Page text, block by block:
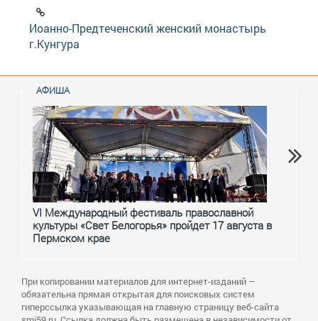
Иоанно-Предтеченский женский монастырь
г.Кунгура
АФИША
VI Международный фестиваль православной
культуры «Свет Белогорья» пройдет 17 августа в
Пермском крае
При копировании материалов для интернет-изданий –
обязательна прямая открытая для поисковых систем
гиперссылка указывающая на главную страницу веб-сайта